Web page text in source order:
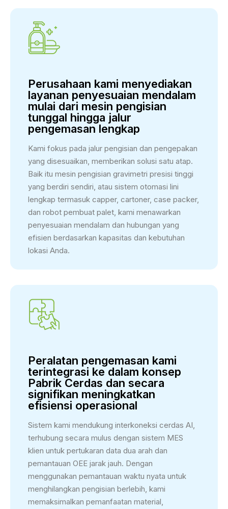
Perusahaan kami menyediakan
layanan penyesuaian mendalam
mulai dari mesin pengisian
tunggal hingga jalur
pengemasan lengkap
Kami fokus pada jalur pengisian dan pengepakan
yang disesuaikan, memberikan solusi satu atap.
Baik itu mesin pengisian gravimetri presisi tinggi
yang berdiri sendiri, atau sistem otomasi lini
lengkap termasuk capper, cartoner, case packer,
dan robot pembuat palet, kami menawarkan
penyesuaian mendalam dan hubungan yang
efisien berdasarkan kapasitas dan kebutuhan
lokasi Anda.
Peralatan pengemasan kami
terintegrasi ke dalam konsep
Pabrik Cerdas dan secara
signifikan meningkatkan
efisiensi operasional
Sistem kami mendukung interkoneksi cerdas AI,
terhubung secara mulus dengan sistem MES
klien untuk pertukaran data dua arah dan
pemantauan OEE jarak jauh. Dengan
menggunakan pemantauan waktu nyata untuk
menghilangkan pengisian berlebih, kami
memaksimalkan pemanfaatan material,